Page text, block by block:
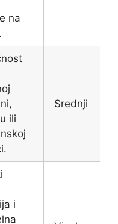
na
ili
Srednji
i